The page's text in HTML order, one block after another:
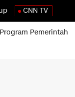
CNN TV
Program Pemerintah